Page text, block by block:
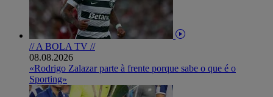
// A BOLA TV //
08.08.2026
«Rodrigo Zalazar parte à frente porque sabe o que é o
Sporting»